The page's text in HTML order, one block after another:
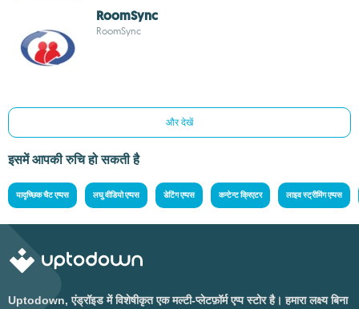
RoomSync
RoomSync
और देखें
इसमें आपकी रुचि हो सकती है
यादृच्छिक चैट एप्पस लघु वीडियो एप्पस डेटिंग एप्पस कन्टेन्ट क्रिएटर लाइव स्ट्रीमिंग एप्पस
Uptodown, एंड्रॉइड में विशेषीकृत एक मल्टी-प्लेटफ़ॉर्म एप्प स्टोर है। हमारा लक्ष्य बिना